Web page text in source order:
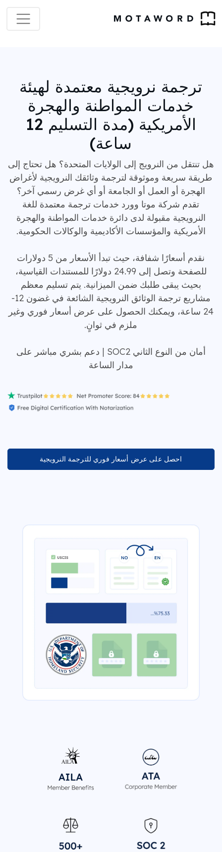
ترجمة نرويجية معتمدة لهيئة
خدمات المواطنة والهجرة
الأمريكية (مدة التسليم 12
ساعة)
هل تنتقل من النرويج إلى الولايات المتحدة؟ هل تحتاج إلى
طريقة سريعة وموثوقة لترجمة وثائقك النرويجية لأغراض
الهجرة أو العمل أو الجامعة أو أي غرض رسمي آخر؟
تقدم شركة موتا وورد خدمات ترجمة معتمدة للغة
النرويجية مقبولة لدى دائرة خدمات المواطنة والهجرة
الأمريكية والمؤسسات الأكاديمية والوكالات الحكومية.
نقدم أسعارًا شفافة، حيث تبدأ الأسعار من 5 دولارات
للصفحة وتصل إلى 24.99 دولارًا للمستندات القياسية،
بحيث يبقى طلبك ضمن الميزانية. يتم تسليم معظم
مشاريع ترجمة الوثائق النرويجية الشائعة في غضون 12-
24 ساعة، ويمكنك الحصول على عرض أسعار فوري وغير
ملزم في ثوانٍ.
أمان من النوع الثاني SOC2 | دعم بشري مباشر على
مدار الساعة
احصل على عرض أسعار فوري للترجمة النرويجية